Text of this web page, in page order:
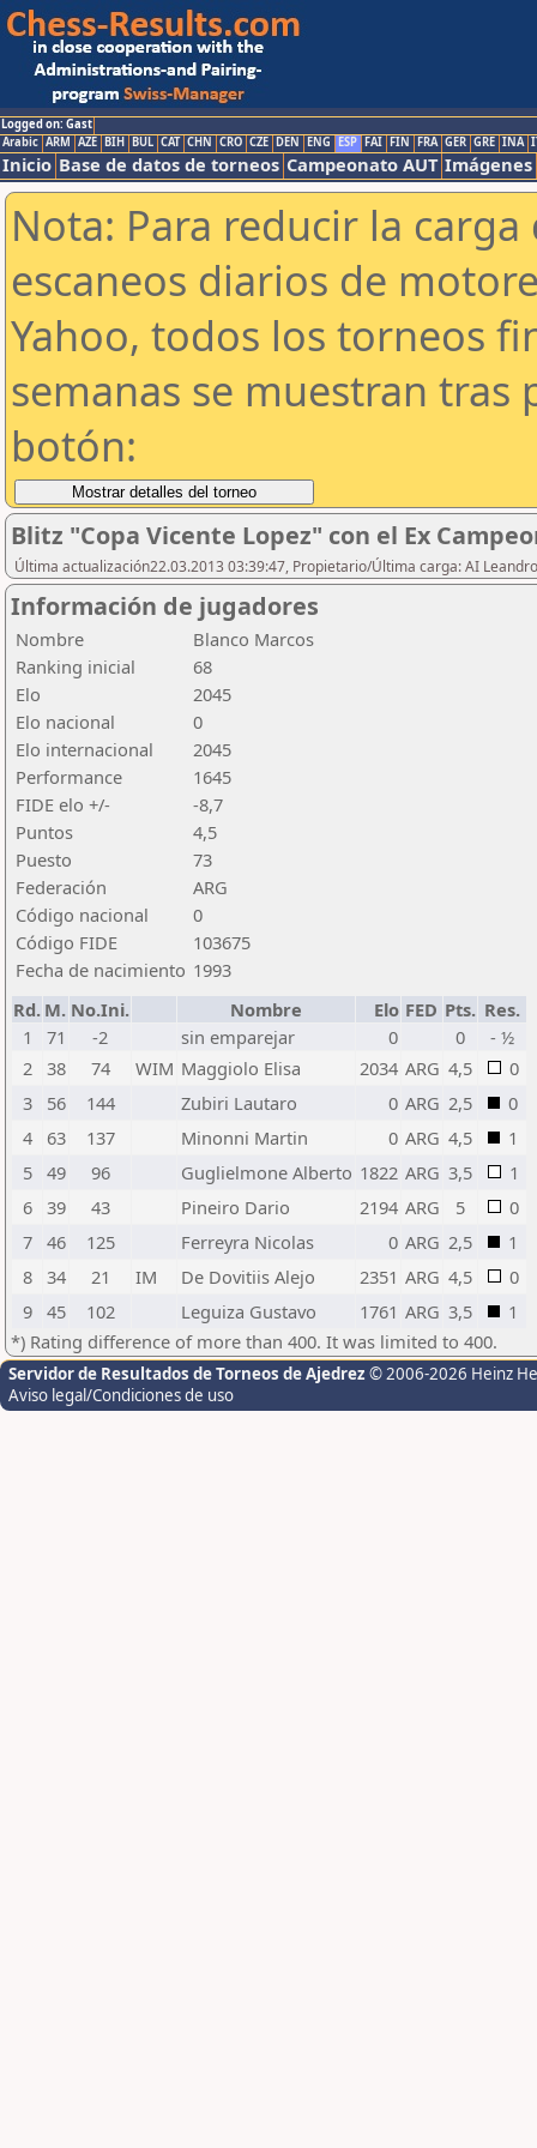
Logged on: Gast
Arabic ARM AZE BIH BUL CAT CHN CRO CZE DEN ENG ESP FAI FIN FRA GER GRE INA
Inicio Base de datos de torneos Campeonato AUT Imágenes
Nota: Para reducir la
escaneos diarios de
Yahoo, todos los torneos
semanas se muestran tras
botón:
Blitz "Copa Vicente Lopez" con el Ex
Última actualización22.03.2013 03:39:47, Propietario/Última carga: AI
Información de jugadores
Nombre
Blanco Marcos
Ranking inicial
68
Elo
2045
Elo nacional
0
Elo internacional
2045
Performance
1645
FIDE elo +/-
-8,7
Puntos
4,5
Puesto
73
Federación
ARG
Código nacional
0
Código FIDE
103675
Fecha de nacimiento 1993
Rd. M. No.Ini. Nombre Elo FED Pts. Res.
1
71 -2 sin emparejar 0 0
- ½
2 38 74 WIM Maggiolo Elisa 2034 ARG 4,5
0
3
56 144 Zubiri Lautaro 0 ARG 2,5
0
4 63 137 Minonni Martin 0 ARG 4,5
1
5 49 96 Guglielmone Alberto 1822 ARG 3,5
1
6 39 43 Pineiro Dario 2194 ARG 5
0
7 46 125 Ferreyra Nicolas 0 ARG 2,5
1
8 34 21 IM De Dovitiis Alejo 2351 ARG 4,5
0
9 45 102 Leguiza Gustavo 1761 ARG 3,5
1
*) Rating difference of more than 400. It was limited to 400.
Servidor de Resultados de Torneos de Ajedrez © 2006-2026 Heinz
Aviso legal/Condiciones de uso